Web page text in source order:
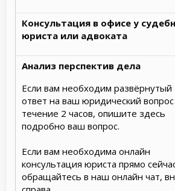
Консультация в офисе у
юриста или адвоката
Анализ перспектив дела
Если вам необходим развёрнутый
ответ на ваш юридический вопрос
течение 2 часов, опишите здесь
подробно ваш вопрос.
Если вам необходима онлайн
консультация юриста прямо
обращайтесь в наш онлайн чат,